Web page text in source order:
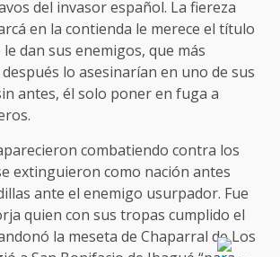
del invasor español. La fiereza
en la contienda le merece el título
dan sus enemigos, que más
lo asesinarían en uno de sus
antes, él solo poner en fuga a
combatiendo contra los
extinguieron como nación antes
ante el enemigo usurpador. Fue
quien con sus tropas cumplido el
la meseta de Chaparral de Los